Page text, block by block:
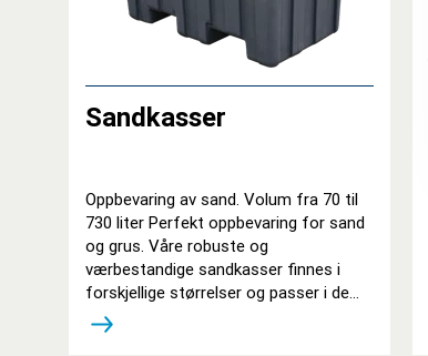
Sandkasser
Oppbevaring av sand. Volum fra 70 til
730 liter Perfekt oppbevaring for sand
og grus. Våre robuste og
værbestandige sandkasser finnes i
forskjellige størrelser og passer i de
fleste områder.